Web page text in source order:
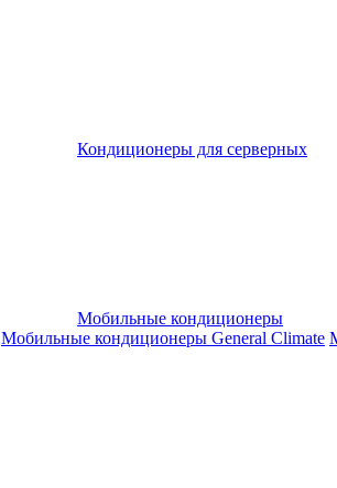
Кондиционеры для серверных
Мобильные кондиционеры
Мобильные кондиционеры General Climate